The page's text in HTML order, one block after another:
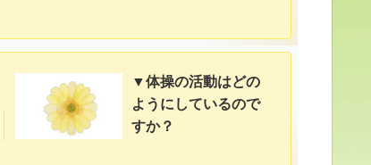
▼体操の活動はどの
ようにしているので
すか？